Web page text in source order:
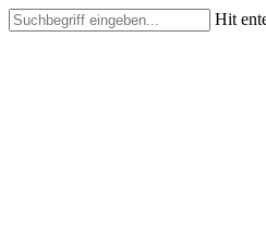
Skip
to
Hit